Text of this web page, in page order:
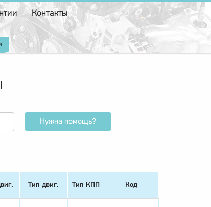
Контакты
Нужна помощь?
Тип двиг. Тип КПП Код